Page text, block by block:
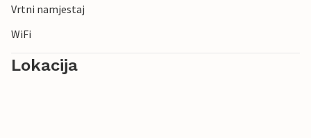
Vrtni namjestaj
WiFi
Lokacija